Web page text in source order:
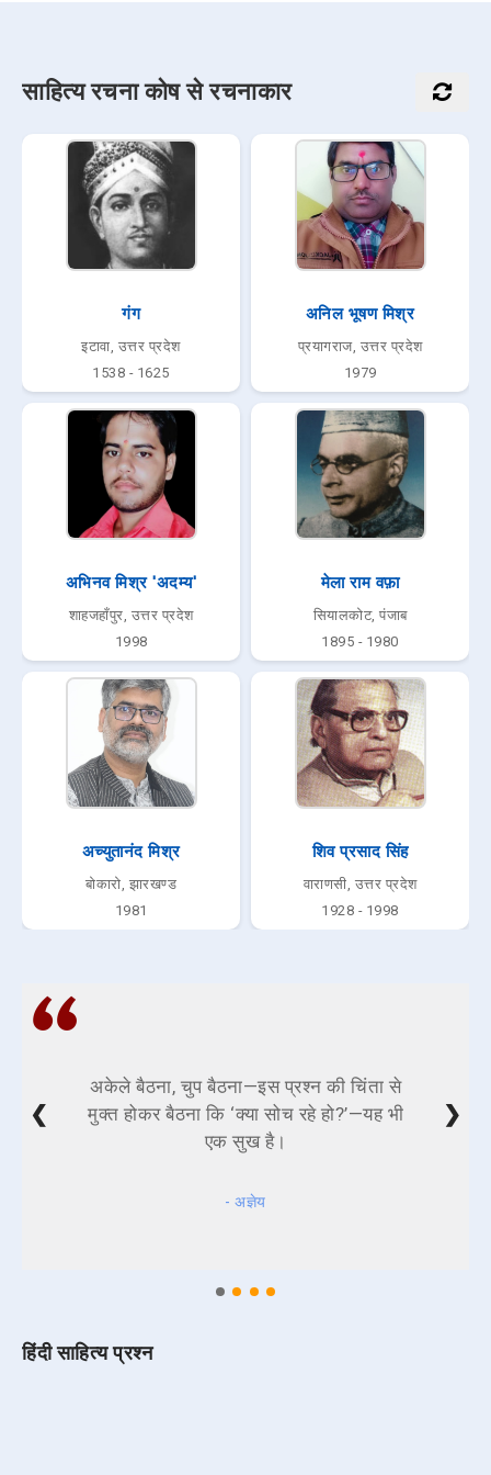
साहित्य रचना कोष से रचनाकार
गंग
इटावा, उत्तर प्रदेश
1538 - 1625
अनिल भूषण मिश्र
प्रयागराज, उत्तर प्रदेश
1979
अभिनव मिश्र 'अदम्य'
शाहजहाँपुर, उत्तर प्रदेश
1998
मेला राम वफ़ा
सियालकोट, पंजाब
1895 - 1980
अच्युतानंद मिश्र
बोकारो, झारखण्ड
1981
शिव प्रसाद सिंह
वाराणसी, उत्तर प्रदेश
1928 - 1998
अकेले बैठना, चुप बैठना—इस प्रश्न की चिंता से
मुक्त होकर बैठना कि ‘क्या सोच रहे हो?’—यह भी
एक सुख है।
- अज्ञेय
❮ ❯
हिंदी साहित्य प्रश्न